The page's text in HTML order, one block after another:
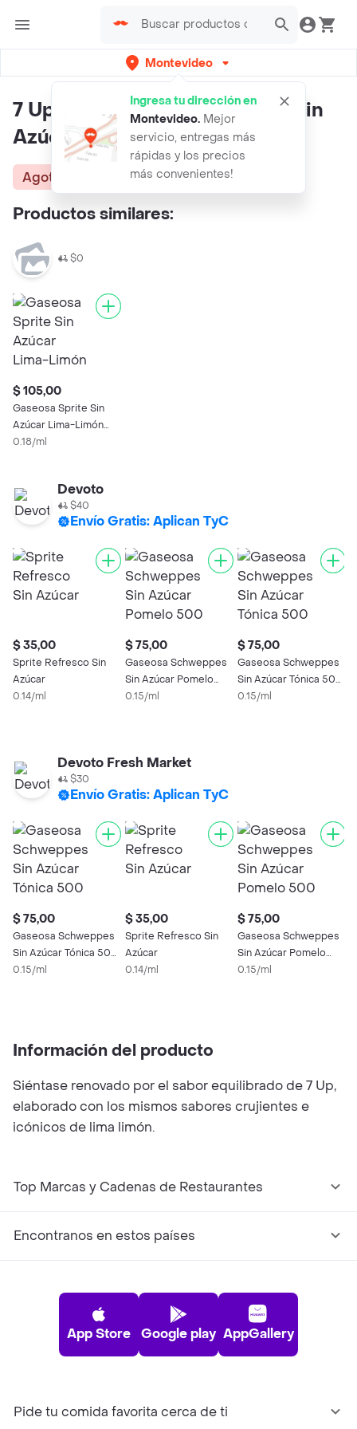
Montevideo
Ingresa tu dirección en
Montevideo. Mejor
servicio, entregas más
rápidas y los precios
más convenientes!
7 Up Refresco De Lima Limón Sin
Azúcar En Lata
Agotado
Productos similares:
$0
$ 105,00
Gaseosa Sprite Sin
Azúcar Lima-Limón
600 Ml
0.18/ml
Devoto
$40
Envío Gratis: Aplican TyC
$ 35,00
Sprite Refresco Sin
Azúcar
0.14/ml
$ 75,00
Gaseosa Schweppes
Sin Azúcar Pomelo
500 Ml
0.15/ml
$ 75,00
Gaseosa Schweppes
Sin Azúcar Tónica 500
Ml
0.15/ml
Devoto Fresh Market
$30
Envío Gratis: Aplican TyC
$ 75,00
Gaseosa Schweppes
Sin Azúcar Tónica 500
Ml
0.15/ml
$ 35,00
Sprite Refresco Sin
Azúcar
0.14/ml
$ 75,00
Gaseosa Schweppes
Sin Azúcar Pomelo
500 Ml
0.15/ml
Información del producto
Siéntase renovado por el sabor equilibrado de 7 Up,
elaborado con los mismos sabores crujientes e
icónicos de lima limón.
Top Marcas y Cadenas de Restaurantes
Encontranos en estos países
App Store Google play AppGallery
Pide tu comida favorita cerca de ti